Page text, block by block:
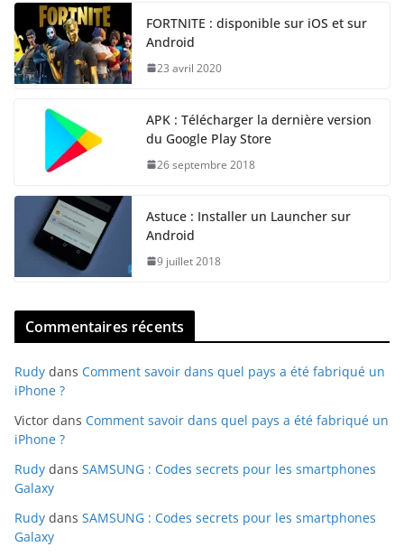
FORTNITE : disponible sur iOS et sur
Android
23 avril 2020
APK : Télécharger la dernière version
du Google Play Store
26 septembre 2018
Astuce : Installer un Launcher sur
Android
9 juillet 2018
Commentaires récents
Rudy dans Comment savoir dans quel pays a été fabriqué un
iPhone ?
Victor dans Comment savoir dans quel pays a été fabriqué un
iPhone ?
Rudy dans SAMSUNG : Codes secrets pour les smartphones
Galaxy
Rudy dans SAMSUNG : Codes secrets pour les smartphones
Galaxy